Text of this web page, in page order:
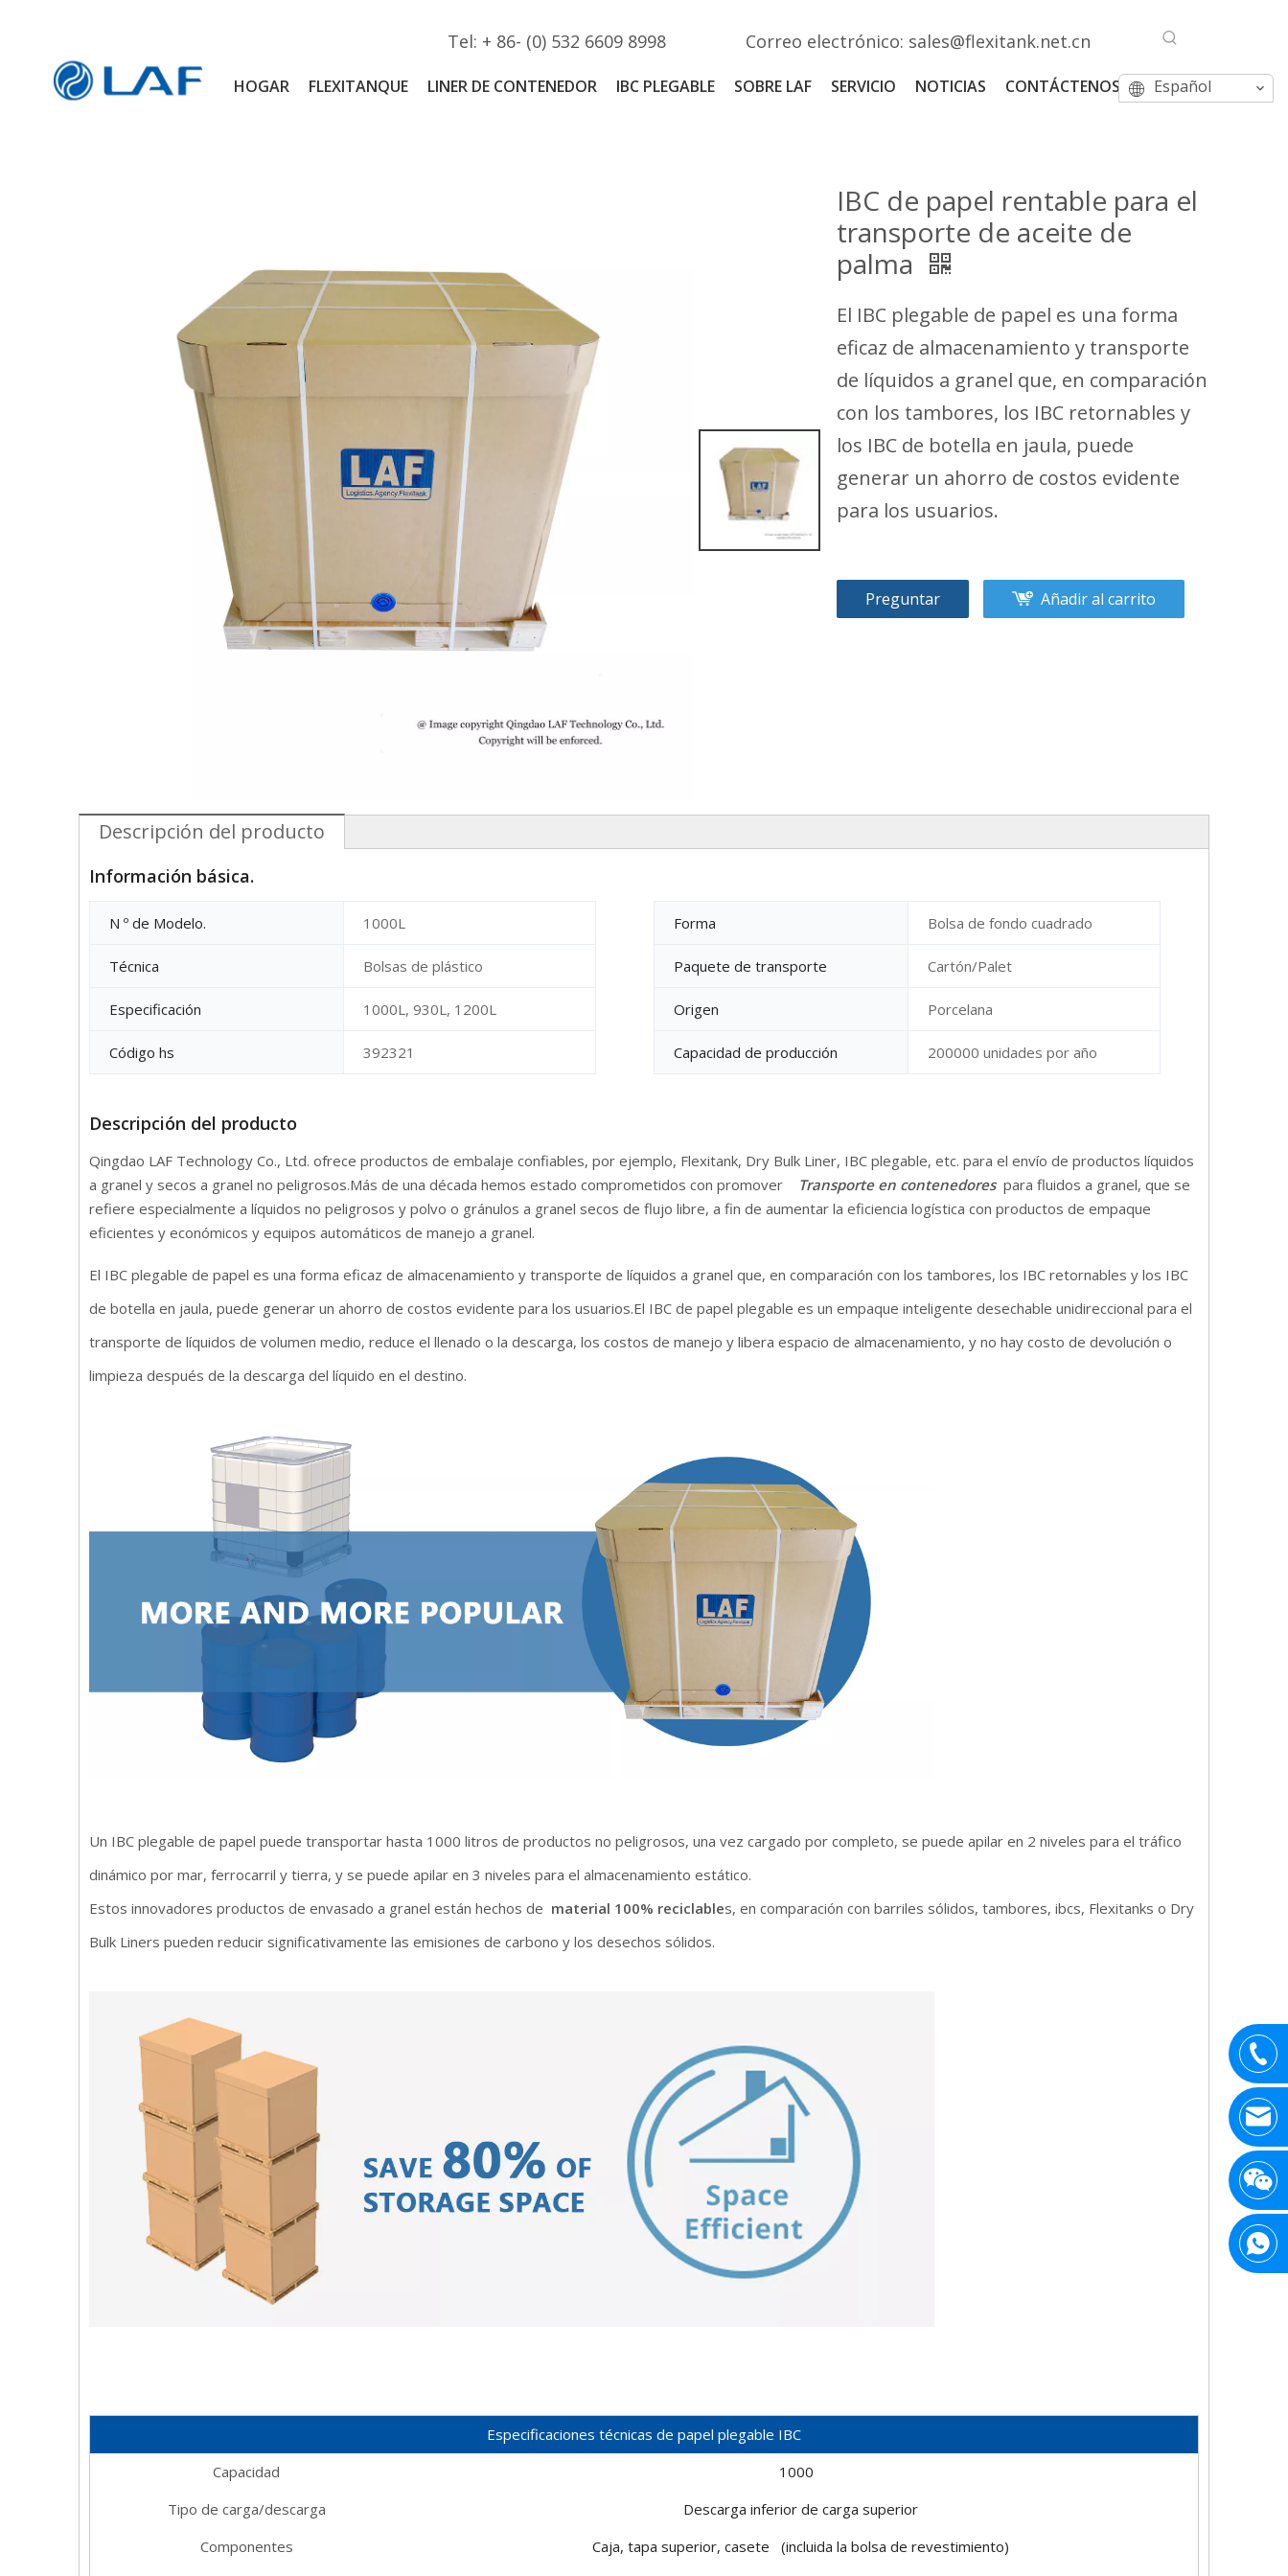
Tel: + 86- (0) 532 6609 8998 Correo electrónico: sales@flexitank.net.cn
HOGAR FLEXITANQUE LINER DE CONTENEDOR IBC PLEGABLE SOBRE LAF SERVICIO NOTICIAS CONTÁCTENOS Español
IBC de papel rentable para el
transporte de aceite de
palma
El IBC plegable de papel es una forma
eficaz de almacenamiento y transporte
de líquidos a granel que, en comparación
con los tambores, los IBC retornables y
los IBC de botella en jaula, puede
generar un ahorro de costos evidente
para los usuarios.
Preguntar Añadir al carrito
Descripción del producto
Información básica.
N º de Modelo. 1000L Forma Bolsa de fondo cuadrado
Técnica Bolsas de plástico Paquete de transporte Cartón/Palet
Especificación 1000L, 930L, 1200L Origen Porcelana
Código hs 392321 Capacidad de producción 200000 unidades por año
Descripción del producto
Qingdao LAF Technology Co., Ltd. ofrece productos de embalaje confiables, por ejemplo, Flexitank, Dry Bulk Liner, IBC plegable, etc. para el envío de productos líquidos
a granel y secos a granel no peligrosos.Más de una década hemos estado comprometidos con promover
Transporte en contenedores para fluidos a granel, que se
refiere especialmente a líquidos no peligrosos y polvo o gránulos a granel secos de flujo libre, a fin de aumentar la eficiencia logística con productos de empaque
eficientes y económicos y equipos automáticos de manejo a granel.
El IBC plegable de papel es una forma eficaz de almacenamiento y transporte de líquidos a granel que, en comparación con los tambores, los IBC retornables y los IBC
de botella en jaula, puede generar un ahorro de costos evidente para los usuarios.El IBC de papel plegable es un empaque inteligente desechable unidireccional para el
transporte de líquidos de volumen medio, reduce el llenado o la descarga, los costos de manejo y libera espacio de almacenamiento, y no hay costo de devolución o
limpieza después de la descarga del líquido en el destino.
Un IBC plegable de papel puede transportar hasta 1000 litros de productos no peligrosos, una vez cargado por completo, se puede apilar en 2 niveles para el tráfico
dinámico por mar, ferrocarril y tierra, y se puede apilar en 3 niveles para el almacenamiento estático.
Estos innovadores productos de envasado a granel están hechos de material 100% reciclables, en comparación con barriles sólidos, tambores, ibcs, Flexitanks o Dry
Bulk Liners pueden reducir significativamente las emisiones de carbono y los desechos sólidos.
Especificaciones técnicas de papel plegable IBC
Capacidad
1000
Tipo de carga/descarga
Descarga inferior de carga superior
Componentes
Caja, tapa superior, casete (incluida la bolsa de revestimiento)